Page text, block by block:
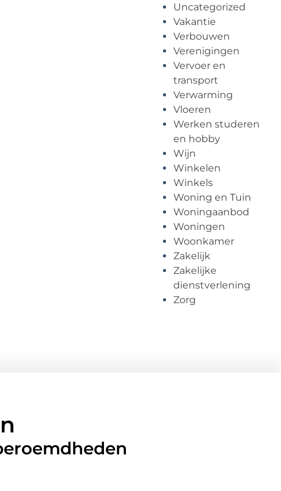
Uncategorized
Vakantie
Verbouwen
Verenigingen
Vervoer en
transport
Verwarming
Vloeren
Werken studeren
en hobby
Wijn
Winkelen
Winkels
Woning en Tuin
Woningaanbod
Woningen
Woonkamer
Zakelijk
Zakelijke
dienstverlening
Zorg